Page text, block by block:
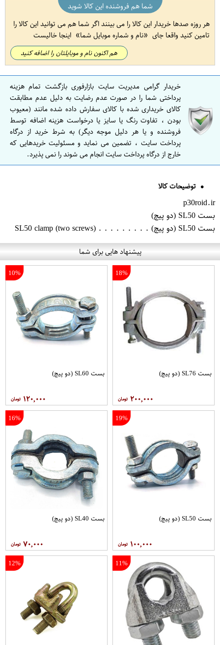
شما هم فروشنده این کالا شوید
هر روزه صدها خریدار این کالا را می بینند اگر شما هم می توانید این کالا را
تامین کنید واقعا جای
نام و شماره موبایل شما اینجا خالیست
هم اکنون نام و موبایلتان را اضافه کنید
خریدار گرامی مدیریت سایت بازارفوری بازگشت تمام هزینه
پرداختی شما را در صورت عدم رضایت به دلیل عدم مطابقت
کالای خریداری شده با کالای سفارش داده شده مانند (معیوب
بودن ، تفاوت رنگ یا سایز یا درخواست هزینه اضافه توسط
فروشنده و یا هر دلیل موجه دیگر) به شرط خرید از درگاه
پرداخت سایت ، تضمین می نماید و مسئولیت خریدهایی که
خارج از درگاه پرداخت سایت انجام می شوند را نمی پذیرد.
توضیحات کالا
p30roid.ir
بست SL50 (دو پیچ)
بست SL50 (دو پیچ) . . . . . . . . . SL50 clamp (two screws)
پیشنهاد هایی برای شما
18%
بست SL76 (دو پیچ)
۲۰۰,۰۰۰
10%
بست SL60 (دو پیچ)
۱۲۰,۰۰۰
19%
بست SL50 (دو پیچ)
۱۰۰,۰۰۰
16%
بست SL40 (دو پیچ)
۷۰,۰۰۰
11%
12%